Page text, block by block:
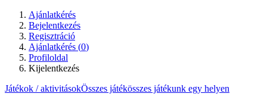
Ajánlatkérés
Bejelentkezés
Regisztráció
Ajánlatkérés (0)
Profiloldal
Kijelentkezés
Játékok / aktivitásokÖsszes játékösszes játékunk egy helyen